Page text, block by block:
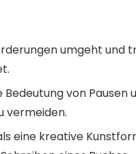
umgeht und
von Pausen
vermeiden.
eine kreative